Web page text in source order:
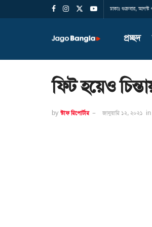
ঢাকাঃ শুক্রবার,
প্রচ্ছদ
ফিট হয়েও
by স্টাফ রিপোর্টার জানুয়ারি ১২, ২০২১ in